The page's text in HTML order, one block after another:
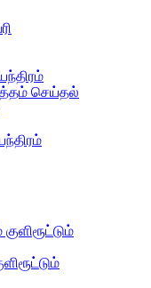
செய்தல்